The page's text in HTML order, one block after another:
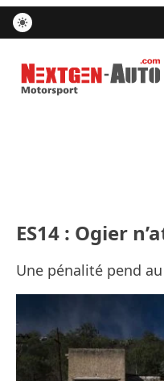
Nextgen-Auto.com
ES14 : Ogier
Une pénalité pend